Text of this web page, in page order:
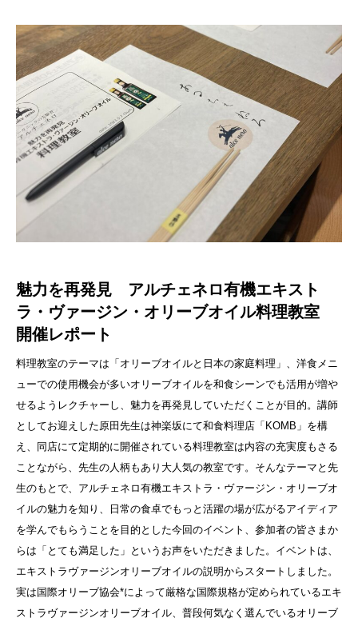
魅力を再発見 アルチェネロ有機エキスト
ラ・ヴァージン・オリーブオイル料理教室
開催レポート
料理教室のテーマは「オリーブオイルと日本の家庭料理」、洋食メニ
ューでの使用機会が多いオリーブオイルを和食シーンでも活用が増や
せるようレクチャーし、魅力を再発見していただくことが目的。講師
としてお迎えした原田先生は神楽坂にて和食料理店「KOMB」を構
え、同店にて定期的に開催されている料理教室は内容の充実度もさる
ことながら、先生の人柄もあり大人気の教室です。そんなテーマと先
生のもとで、アルチェネロ有機エキストラ・ヴァージン・オリーブオ
イルの魅力を知り、日常の食卓でもっと活躍の場が広がるアイディア
を学んでもらうことを目的とした今回のイベント、参加者の皆さまか
らは「とても満足した」というお声をいただきました。イベントは、
エキストラヴァージンオリーブオイルの説明からスタートしました。
実は国際オリーブ協会*によって厳格な国際規格が定められているエキ
ストラヴァージンオリーブオイル、普段何気なく選んでいるオリーブ